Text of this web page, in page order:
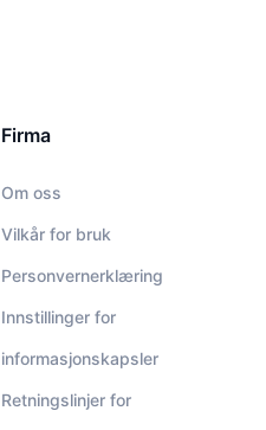
Firma
Om oss
Vilkår for bruk
Personvernerklæring
Innstillinger for
informasjonskapsler
Retningslinjer for